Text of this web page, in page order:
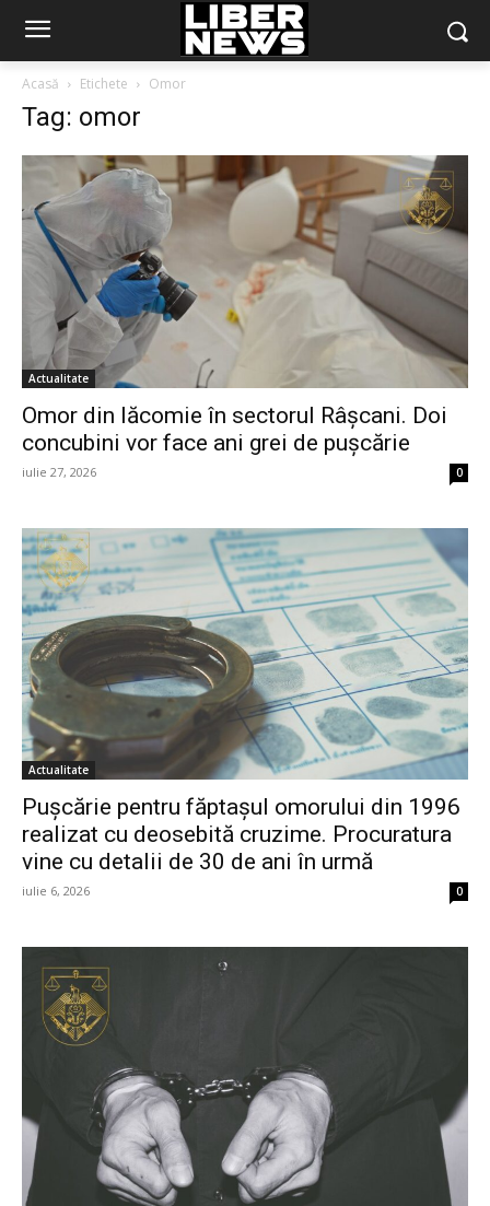
Acasă Etichete Omor
Tag: omor
Actualitate
Omor din lăcomie în sectorul Râșcani. Doi
concubini vor face ani grei de pușcărie
iulie 27, 2026 0
Actualitate
Pușcărie pentru făptașul omorului din 1996
realizat cu deosebită cruzime. Procuratura
vine cu detalii de 30 de ani în urmă
iulie 6, 2026 0